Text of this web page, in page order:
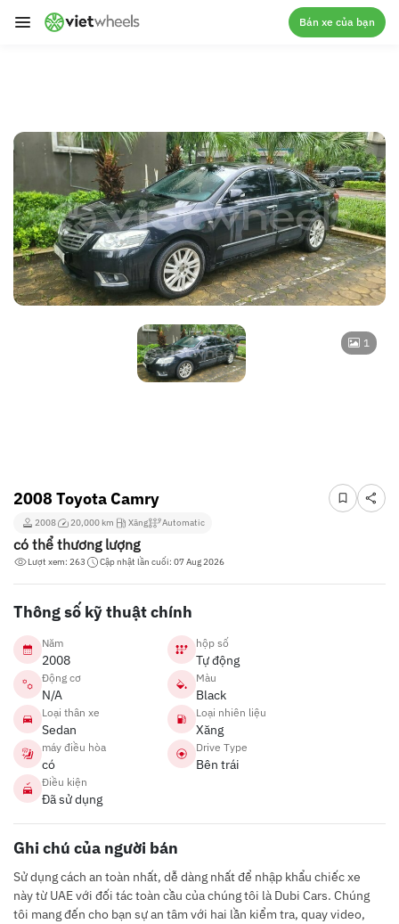
crossorigin
Bán xe của bạn
1
2008 Toyota Camry
2008 20,000 km Xăng Automatic
có thể thương lượng
Lượt xem: 263 Cập nhật lần cuối: 07 Aug 2026
Thông số kỹ thuật chính
Năm
2008
hộp số
Tự động
Động cơ
N/A
Màu
Black
Loại thân xe
Sedan
Loại nhiên liệu
Xăng
máy điều hòa
có
Drive Type
Bên trái
Điều kiện
Đã sử dụng
Ghi chú của người bán
Sử dụng cách an toàn nhất, dễ dàng nhất để nhập khẩu chiếc xe
này từ UAE với đối tác toàn cầu của chúng tôi là Dubi Cars. Chúng
tôi mang đến cho bạn sự an tâm với hai lần kiểm tra, quay video,